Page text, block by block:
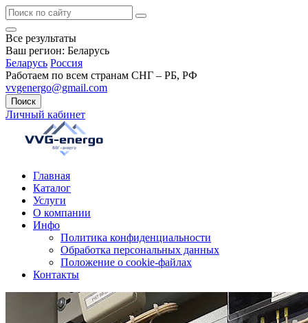
Все результаты
Ваш регион: Беларусь
Беларусь Россия
Работаем по всем странам СНГ – РБ, РФ
vvgenergo@gmail.com
Поиск
Личный кабинет
Главная
Каталог
Услуги
О компании
Инфо
Политика конфиденциальности
Обработка персональных данных
Положение о cookie-файлах
Контакты